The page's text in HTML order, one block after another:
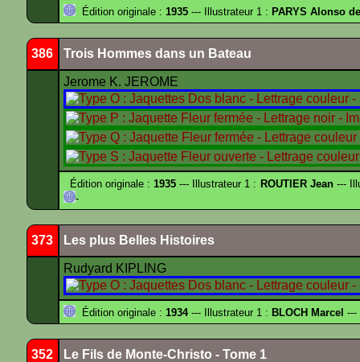
Édition originale : 1935 --- Illustrateur 1 : PARYS Alonso de
386 Trois Hommes dans un Bateau
Jerome K. JEROME
Édition originale :1935 --- Illustrateur 1 : ROUTIER Jean---
-
373 Les plus Belles Histoires
Rudyard KIPLING
Édition originale : 1934--- Illustrateur 1 : BLOCH Marcel ---
352 Le Fils de Monte-Christo - Tome 1